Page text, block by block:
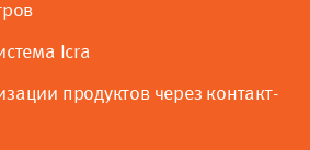
Icra
продуктов через контакт-